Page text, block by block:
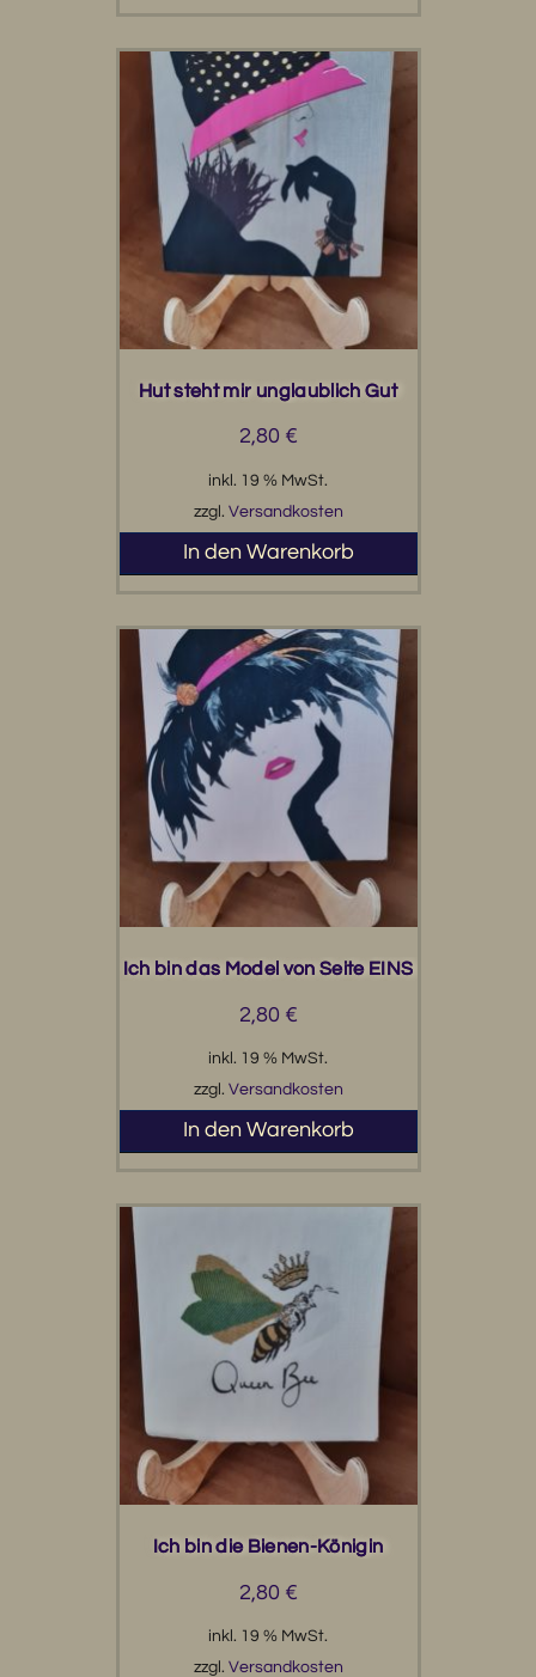
Hut steht mir unglaublich Gut
2,80 €
inkl. 19 % MwSt.
zzgl. Versandkosten
In den Warenkorb
Ich bin das Model von Seite EINS
2,80 €
inkl. 19 % MwSt.
zzgl. Versandkosten
In den Warenkorb
Ich bin die Bienen-Königin
2,80 €
inkl. 19 % MwSt.
zzgl. Versandkosten